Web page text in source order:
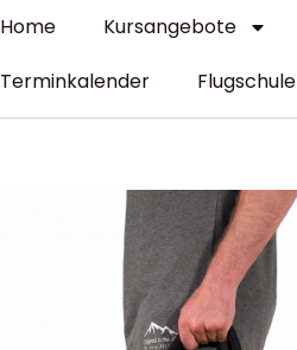
Home Kursangebote
Terminkalender
Flugschule